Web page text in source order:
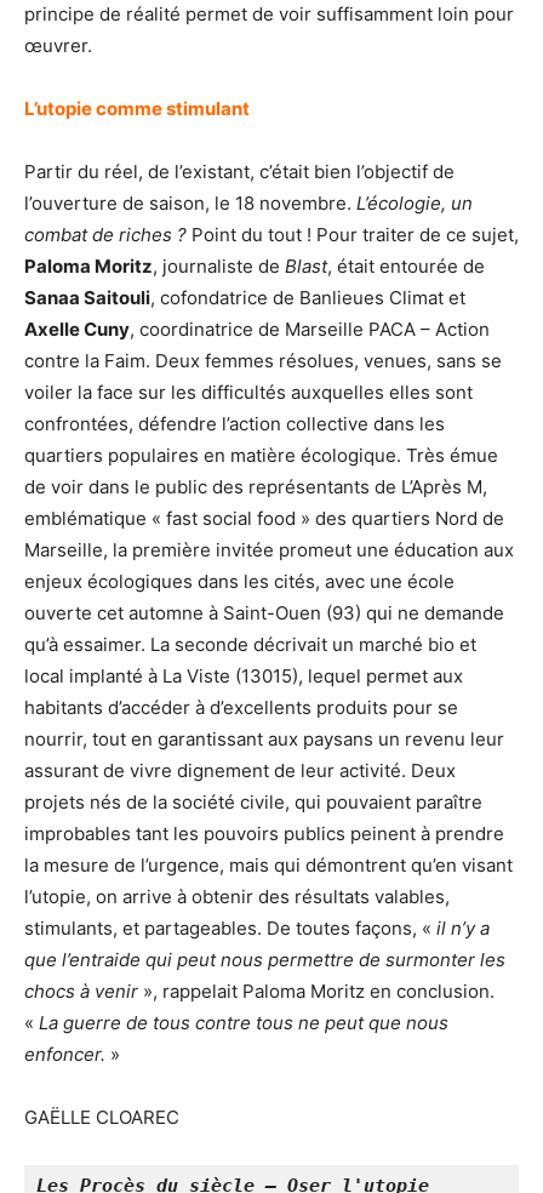
principe de réalité permet de voir suffisamment loin pour
œuvrer.
L’utopie comme stimulant
Partir du réel, de l’existant, c’était bien l’objectif de
l’ouverture de saison, le 18 novembre. L’écologie, un
combat de riches ? Point du tout ! Pour traiter de ce sujet,
Paloma Moritz, journaliste de Blast, était entourée de
Sanaa Saitouli, cofondatrice de Banlieues Climat et
Axelle Cuny, coordinatrice de Marseille PACA – Action
contre la Faim. Deux femmes résolues, venues, sans se
voiler la face sur les difficultés auxquelles elles sont
confrontées, défendre l’action collective dans les
quartiers populaires en matière écologique. Très émue
de voir dans le public des représentants de L’Après M,
emblématique « fast social food » des quartiers Nord de
Marseille, la première invitée promeut une éducation aux
enjeux écologiques dans les cités, avec une école
ouverte cet automne à Saint-Ouen (93) qui ne demande
qu’à essaimer. La seconde décrivait un marché bio et
local implanté à La Viste (13015), lequel permet aux
habitants d’accéder à d’excellents produits pour se
nourrir, tout en garantissant aux paysans un revenu leur
assurant de vivre dignement de leur activité. Deux
projets nés de la société civile, qui pouvaient paraître
improbables tant les pouvoirs publics peinent à prendre
la mesure de l’urgence, mais qui démontrent qu’en visant
l’utopie, on arrive à obtenir des résultats valables,
stimulants, et partageables. De toutes façons, « il n’y a
que l’entraide qui peut nous permettre de surmonter les
chocs à venir », rappelait Paloma Moritz en conclusion.
« La guerre de tous contre tous ne peut que nous
enfoncer. »
GAËLLE CLOAREC
Les Procès du siècle – Oser l'utopie